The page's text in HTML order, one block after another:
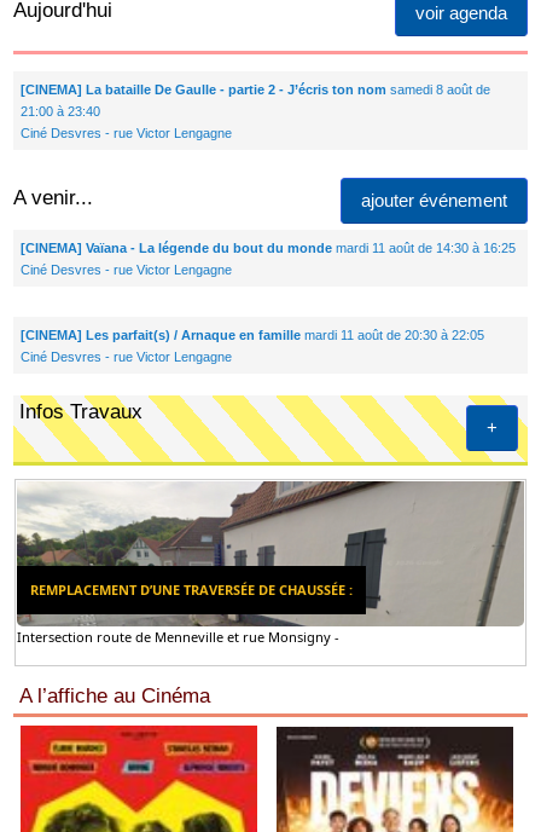
voir agenda
Aujourd'hui
[CINEMA] La bataille De Gaulle - partie 2 - J’écris ton nom samedi 8 août de
21:00 à 23:40
Ciné Desvres - rue Victor Lengagne
A venir... ajouter événement
[CINEMA] Vaïana - La légende du bout du mondemardi 11 août de 14:30 à 16:25
Ciné Desvres - rue Victor Lengagne
[CINEMA] Les parfait(s) / Arnaque en famillemardi 11 août de 20:30 à 22:05
Ciné Desvres - rue Victor Lengagne
+
Infos Travaux
REMPLACEMENT D’UNE TRAVERSÉE DE CHAUSSÉE :
Intersection route de Menneville et rue Monsigny -
A l’affiche au Cinéma